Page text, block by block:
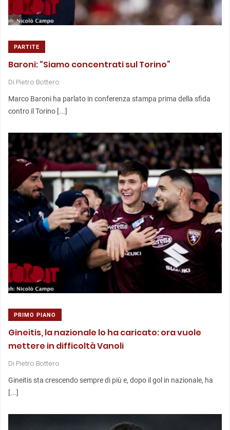
PARTITE
Baroni: “Siamo concentrati sul Torino”
Di Pietro Bottero
Marco Baroni ha parlato in conferenza stampa prima della sfida
contro il Torino [...]
PRIMO PIANO
Gineitis, la nazionale lo ha caricato: ora vuole
mettere in difficoltà Vanoli
Di Pietro Bottero
Gineitis sta crescendo sempre di più e, dopo il gol in nazionale, ha
[...]